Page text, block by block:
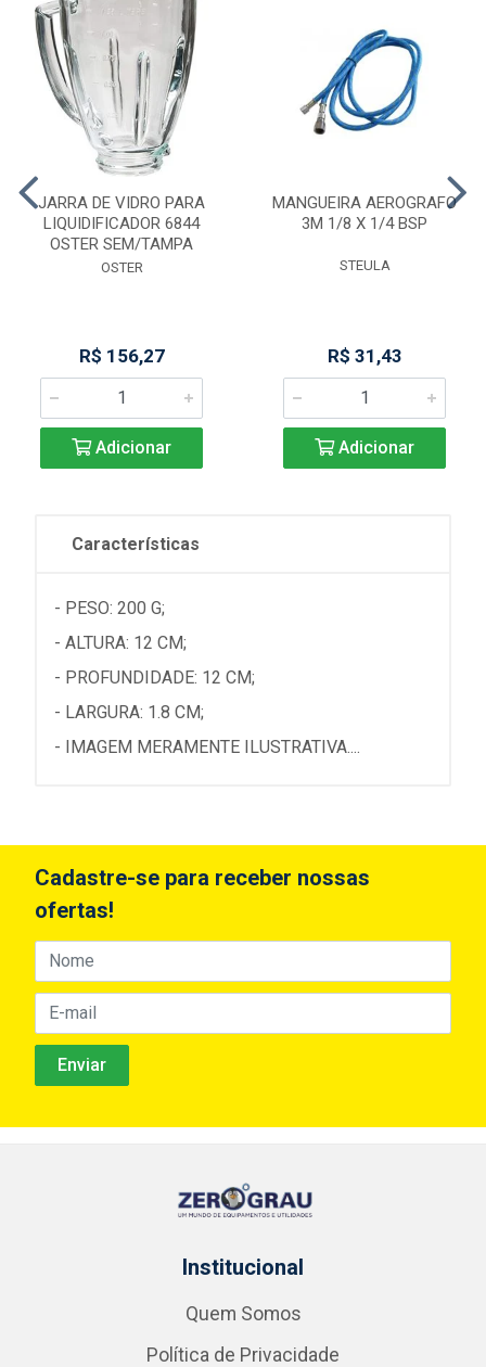
JARRA DE VIDRO PARA
LIQUIDIFICADOR 6844
OSTER SEM/TAMPA
OSTER
R$ 156,27
Adicionar
MANGUEIRA AEROGRAFO
3M 1/8 X 1/4 BSP
STEULA
R$ 31,43
Adicionar
Características
- PESO: 200 G;
- ALTURA: 12 CM;
- PROFUNDIDADE: 12 CM;
- LARGURA: 1.8 CM;
- IMAGEM MERAMENTE ILUSTRATIVA....
Cadastre-se para receber nossas
ofertas!
Institucional
Quem Somos
Política de Privacidade